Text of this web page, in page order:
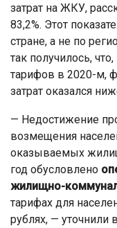
затрат на ЖКУ,
83,2%. Этот
стране, а не по
так получилось,
тарифов в 2020-м,
затрат оказался
— Недостижение
возмещения
оказываемых
год обусловлено
жилищно-
тарифах для
рублях, —